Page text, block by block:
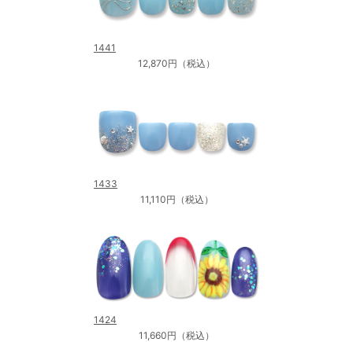
1441
12,870円（税込）
1433
11,110円（税込）
1424
11,660円（税込）